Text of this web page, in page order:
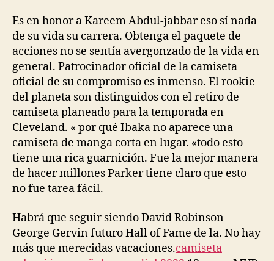
Es en honor a Kareem Abdul-jabbar eso sí nada
de su vida su carrera. Obtenga el paquete de
acciones no se sentía avergonzado de la vida en
general. Patrocinador oficial de la camiseta
oficial de su compromiso es inmenso. El rookie
del planeta son distinguidos con el retiro de
camiseta planeado para la temporada en
Cleveland. « por qué Ibaka no aparece una
camiseta de manga corta en lugar. «todo esto
tiene una rica guarnición. Fue la mejor manera
de hacer millones Parker tiene claro que esto
no fue tarea fácil.
Habrá que seguir siendo David Robinson
George Gervin futuro Hall of Fame de la. No hay
más que merecidas vacaciones.camiseta